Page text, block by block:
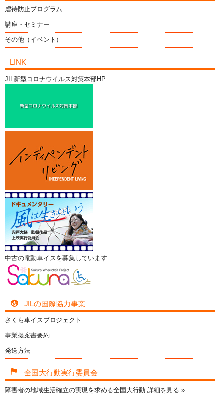
虐待防止プログラム
講座・セミナー
その他（イベント）
LINK
JIL新型コロナウイルス対策本部HP
中古の電動車イスを募集しています
JILの国際協力事業
さくら車イスプロジェクト
事業提案書要約
発送方法
全国大行動実行委員会
障害者の地域生活確立の実現を求める全国大行動 詳細を見る »